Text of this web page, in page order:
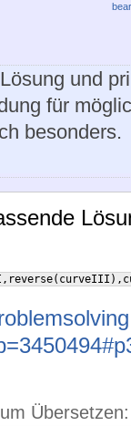
und
für
besonders.
Übersetzen: